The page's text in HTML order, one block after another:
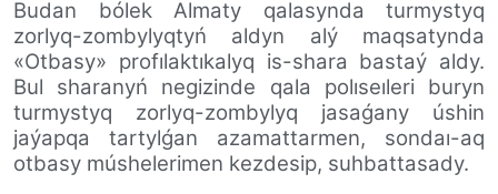
Budan bólek Almaty qalasynda turmystyq
zorlyq-zombylyqtyń aldyn alý maqsatynda
«Otbasy» profılaktıkalyq is-shara bastaý aldy.
Bul sharanyń negizinde qala polıseıleri buryn
turmystyq zorlyq-zombylyq jasaǵany úshin
jaýapqa tartylǵan azamattarmen, sondaı-aq
otbasy múshelerimen kezdesip, suhbattasady.